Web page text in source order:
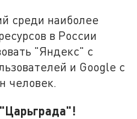
среди наиболее
в России
"Яндекс" с
и Google с
человек.